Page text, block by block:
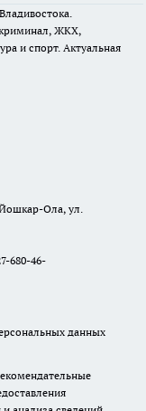
криминал, ЖКХ,
и спорт. Актуальная
Йошкар-Ола, ул.
680-46-
данных